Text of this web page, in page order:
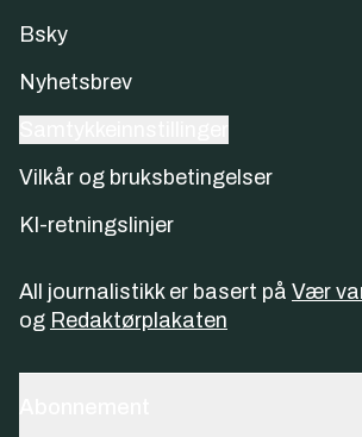
Bsky
Nyhetsbrev
Vilkår og bruksbetingelser
KI-retningslinjer
All journalistikk er basert på Vær
og Redaktørplakaten